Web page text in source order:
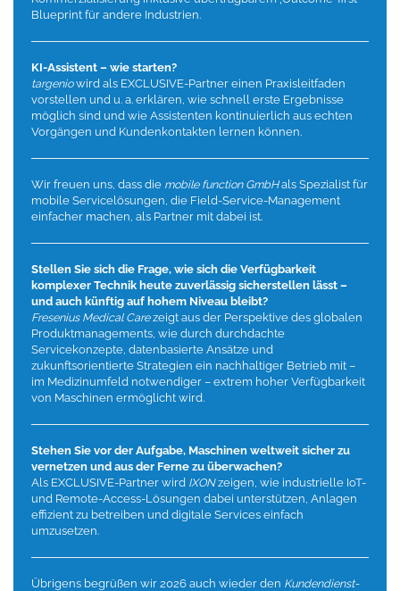
Blueprint für andere Industrien.
KI-Assistent – wie starten?
targeniowird als EXCLUSIVE-Partner einen Praxisleitfaden
vorstellen und u. a. erklären, wie schnell erste Ergebnisse
möglich sind und wie Assistenten kontinuierlich aus echten
Vorgängen und Kundenkontakten lernen können.
Wir freuen uns, dass die mobile function GmbHals Spezialist für
mobile Servicelösungen, die Field-Service-Management
einfacher machen, als Partner mit dabei ist.
Stellen Sie sich die Frage, wie sich die Verfügbarkeit
komplexer Technik heute zuverlässig sicherstellen lässt –
und auch künftig auf hohem Niveau bleibt?
Fresenius Medical Carezeigt aus der Perspektive des globalen
Produktmanagements, wie durch durchdachte
Servicekonzepte, datenbasierte Ansätze und
zukunftsorientierte Strategien ein nachhaltiger Betrieb mit –
im Medizinumfeld notwendiger – extrem hoher Verfügbarkeit
von Maschinen ermöglicht wird.
Stehen Sie vor der Aufgabe, Maschinen weltweit sicher zu
vernetzen und aus der Ferne zu überwachen?
Als EXCLUSIVE-Partner wird IXONzeigen, wie industrielle IoT-
und Remote-Access-Lösungen dabei unterstützen, Anlagen
effizient zu betreiben und digitale Services einfach
umzusetzen.
Übrigens begrüßen wir 2026 auch wieder den Kundendienst-